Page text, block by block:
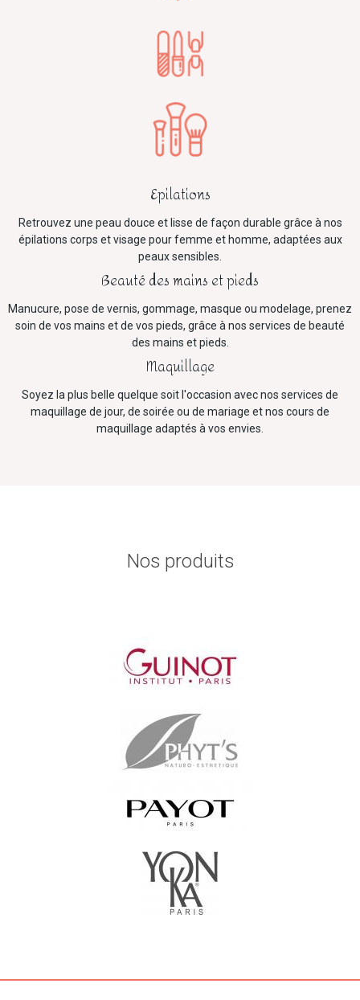
Epilations
Retrouvez une peau douce et lisse de façon durable grâce à nos
épilations corps et visage pour femme et homme, adaptées aux
peaux sensibles.
Beauté des mains et pieds
Manucure, pose de vernis, gommage, masque ou modelage, prenez
soin de vos mains et de vos pieds, grâce à nos services de beauté
des mains et pieds.
Maquillage
Soyez la plus belle quelque soit l'occasion avec nos services de
maquillage de jour, de soirée ou de mariage et nos cours de
maquillage adaptés à vos envies.
Nos produits